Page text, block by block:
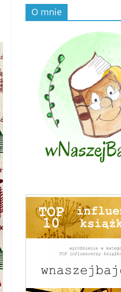
O mnie